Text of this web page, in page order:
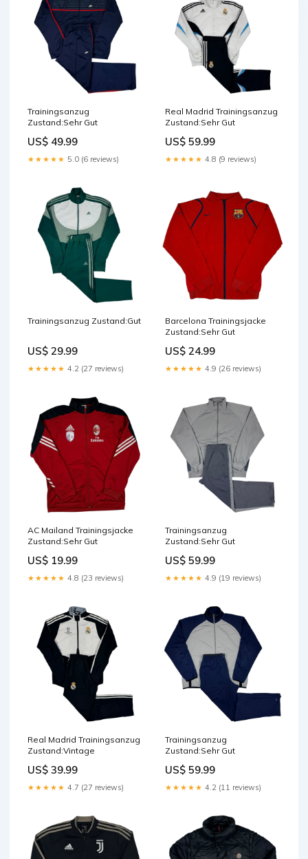
Trainingsanzug
Zustand:Sehr Gut
US$ 49.99
★★★★★ 5.0 (6 reviews)
Real Madrid Trainingsanzug
Zustand:Sehr Gut
US$ 59.99
★★★★★ 4.8 (9 reviews)
Trainingsanzug Zustand:Gut
US$ 29.99
★★★★★ 4.2 (27 reviews)
Barcelona Trainingsjacke
Zustand:Sehr Gut
US$ 24.99
★★★★★ 4.9 (26 reviews)
AC Mailand Trainingsjacke
Zustand:Sehr Gut
US$ 19.99
★★★★★ 4.8 (23 reviews)
Trainingsanzug
Zustand:Sehr Gut
US$ 59.99
★★★★★ 4.9 (19 reviews)
Real Madrid Trainingsanzug
Zustand:Vintage
US$ 39.99
★★★★★ 4.7 (27 reviews)
Trainingsanzug
Zustand:Sehr Gut
US$ 59.99
★★★★★ 4.2 (11 reviews)